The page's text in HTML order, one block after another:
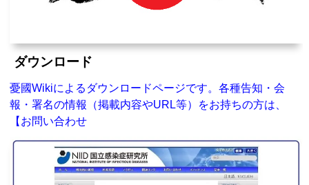
ダウンロード
憂國Wikiによるダウンロードページです。各種告知・会
報・署名の情報（掲載内容やURL等）をお持ちの方は、
【お問い合わせ